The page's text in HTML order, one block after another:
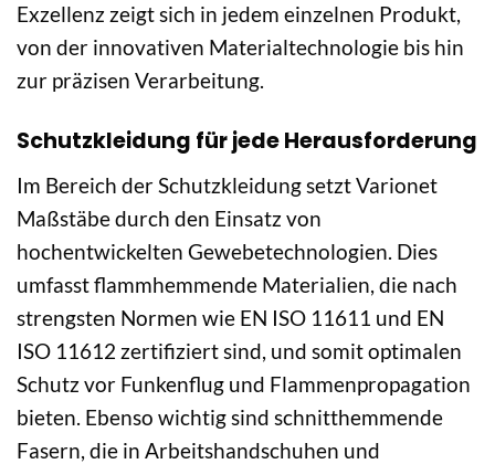
Exzellenz zeigt sich in jedem einzelnen Produkt,
von der innovativen Materialtechnologie bis hin
zur präzisen Verarbeitung.
Schutzkleidung für jede Herausforderung
Im Bereich der Schutzkleidung setzt Varionet
Maßstäbe durch den Einsatz von
hochentwickelten Gewebetechnologien. Dies
umfasst flammhemmende Materialien, die nach
strengsten Normen wie EN ISO 11611 und EN
ISO 11612 zertifiziert sind, und somit optimalen
Schutz vor Funkenflug und Flammenpropagation
bieten. Ebenso wichtig sind schnitthemmende
Fasern, die in Arbeitshandschuhen und